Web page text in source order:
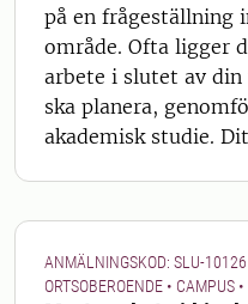
på en frågeställning
område. Ofta ligger
arbete i slutet av
ska planera,
akademisk studie.
beten/ Det är du
ansvarar för att
lämplig uppgift för
ANMÄLNINGSKOD: SLU-
ORTSOBEROENDE •